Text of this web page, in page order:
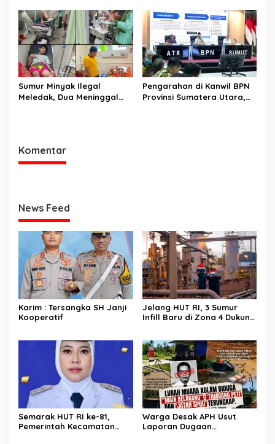
Lomba
Muara Kulam
Sumur Minyak Ilegal
Meledak, Dua Meninggal
Pengarahan di Kanwil BPN
Provinsi Sumatera Utara,
Komentar
News Feed
Karim : Tersangka SH Janji
Kooperatif
Jelang HUT RI, 3 Sumur
Infill Baru di Zona 4 Dukung
Semarak HUT RI ke-81,
Pemerintah Kecamatan
Warga Desak APH Usut
Laporan Dugaan